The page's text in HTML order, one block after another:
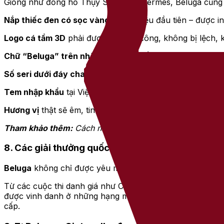
Nắp thiếc đen có sọc vàng
là dấu hiệu đầu tiên – được
Logo cá tầm 3D phải được gắn thủ công, không bị lệch,
Chữ “Beluga” trên nhãn
Số seri dưới đáy chai
Tem nhập khẩu tại Việt Nam có mã bảo an khi soi đèn
Hương vị thật sẽ êm, tinh khiết, không có cảm giác gắt,
Tham khảo thêm:Cách nhận biết rượu Vodka Beluga
8. Các giải thưởng quốc tế
Beluga không chỉ được yêu mến bởi người dùng, mà
Từ các cuộc thi danh giá như Cocktail Spirits Awards
được vinh danh ở những hạng mục cao cấp nhất.
cấp.